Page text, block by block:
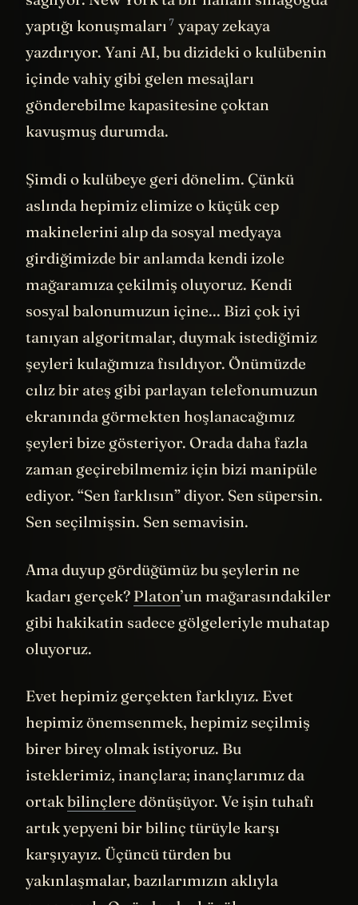
sağlıyor. New York’ta bir haham sinagogda
yaptığı konuşmaları yapay zekaya
yazdırıyor. Yani AI, bu dizideki o kulübenin
içinde vahiy gibi gelen mesajları
gönderebilme kapasitesine çoktan
Şimdi o kulübeye geri dönelim. Çünkü
aslında hepimiz elimize o küçük cep
makinelerini alıp da sosyal medyaya
girdiğimizde bir anlamda kendi izole
mağaramıza çekilmiş oluyoruz. Kendi
sosyal balonumuzun içine... Bizi çok iyi
tanıyan algoritmalar, duymak istediğimiz
şeyleri kulağımıza fısıldıyor. Önümüzde
cılız bir ateş gibi parlayan telefonumuzun
ekranında görmekten hoşlanacağımız
şeyleri bize gösteriyor. Orada daha fazla
zaman geçirebilmemiz için bizi manipüle
ediyor. “Sen farklısın” diyor. Sen süpersin.
Ama duyup gördüğümüz bu şeylerin ne
kadarı gerçek?Platon’un mağarasındakiler
gibi hakikatin sadece gölgeleriyle muhatap
Evet hepimiz gerçekten farklıyız. Evet
hepimiz önemsenmek, hepimiz seçilmiş
birer birey olmak istiyoruz. Bu
isteklerimiz, inançlara; inançlarımız da
ortakbilinçleredönüşüyor. Ve işin tuhafı
artık yepyeni bir bilinç türüyle karşı
karşıyayız. Üçüncü türden bu